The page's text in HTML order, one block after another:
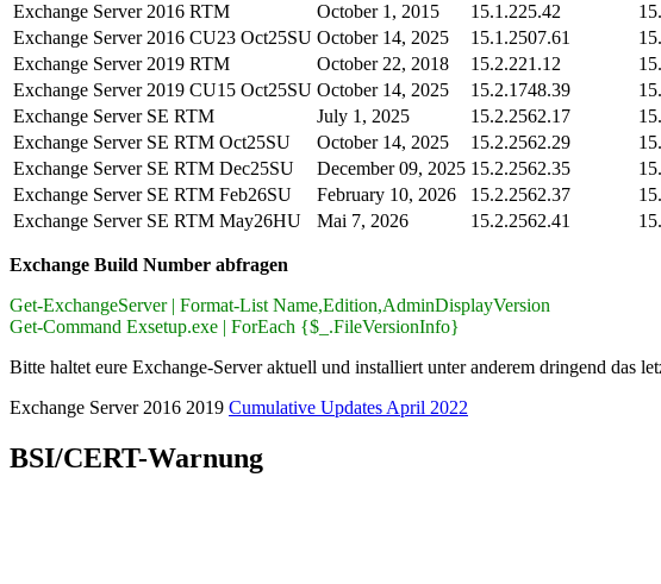
Exchange Server 2016 RTM
October 1, 2015 15.1.225.42
Exchange Server 2016 CU23 Oct25SU October 14, 2025 15.1.2507.61
Exchange Server 2019 RTM
October 22, 2018 15.2.221.12
Exchange Server 2019 CU15 Oct25SU October 14, 2025 15.2.1748.39
Exchange Server SE RTM
July 1, 2025 15.2.2562.17
Exchange Server SE RTM Oct25SU
October 14, 2025 15.2.2562.29
Exchange Server SE RTM Dec25SU
December 09, 2025 15.2.2562.35
Exchange Server SE RTM Feb26SU
February 10, 2026 15.2.2562.37
Exchange Server SE RTM May26HU
Mai 7, 2026 15.2.2562.41
Exchange Build Number abfragen
Get-ExchangeServer | Format-List Name,Edition,AdminDisplayVersion
Get-Command Exsetup.exe | ForEach {$_.FileVersionInfo}
Bitte haltet eure Exchange-Server aktuell und installiert unter anderem dringend das
Exchange Server 2016 2019 Cumulative Updates April 2022
BSI/CERT-Warnung